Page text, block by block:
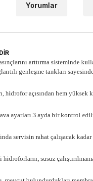
Yorumlar
arttırma sisteminde
genleşme tankları
hidrofor açısından hem yüksek
ayarları 3 ayda bir kontrol
servisin rahat çalışacak
susuz